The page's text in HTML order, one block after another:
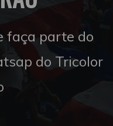
faça parte do
do Tricolor